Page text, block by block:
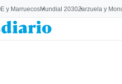
y MarruecosMundial 2030Zarzuela y